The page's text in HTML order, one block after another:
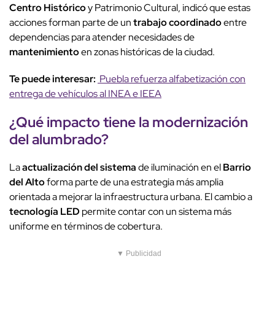
Centro Históricoy Patrimonio Cultural, indicó que estas
acciones forman parte de untrabajo coordinadoentre
dependencias para atender necesidades de
mantenimientoen zonas históricas de la ciudad.
Te puede interesar: Puebla refuerza alfabetización con
entrega de vehículos al INEA e IEEA
¿Qué impacto tiene lamodernización
del alumbrado?
Laactualización del sistemade iluminación en elBarrio
del Altoforma parte de una estrategia más amplia
orientada a mejorar la infraestructura urbana. El cambio a
tecnología LED permite contar con un sistema más
uniforme en términos de cobertura.
▼ Publicidad